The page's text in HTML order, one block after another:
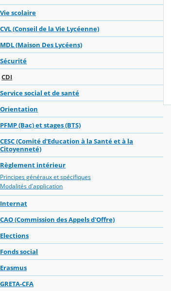
Vie scolaire
CVL (Conseil de la Vie Lycéenne)
MDL (Maison Des Lycéens)
Sécurité
CDI
Service social et de santé
Orientation
PFMP (Bac) et stages (BTS)
CESC (Comité d'Education à la Santé et à la
Citoyenneté)
Règlement intérieur
Principes généraux et spécifiques
Modalités d'application
Internat
CAO (Commission des Appels d'Offre)
Elections
Fonds social
Erasmus
GRETA-CFA